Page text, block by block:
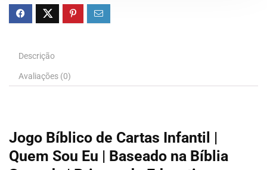
Descrição
Avaliações (0)
Jogo Bíblico de Cartas Infantil |
Quem Sou Eu | Baseado na Bíblia